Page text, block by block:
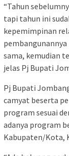
“Tahun
tapi tahun ini
kepemimpinan
sama, kemudian
jelas Pj Bupati
Pj Bupati
camyat beserta
program sesuai
adanya program
Kabupaten/Kota,